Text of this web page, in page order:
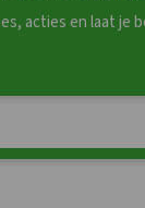
acties en laat je